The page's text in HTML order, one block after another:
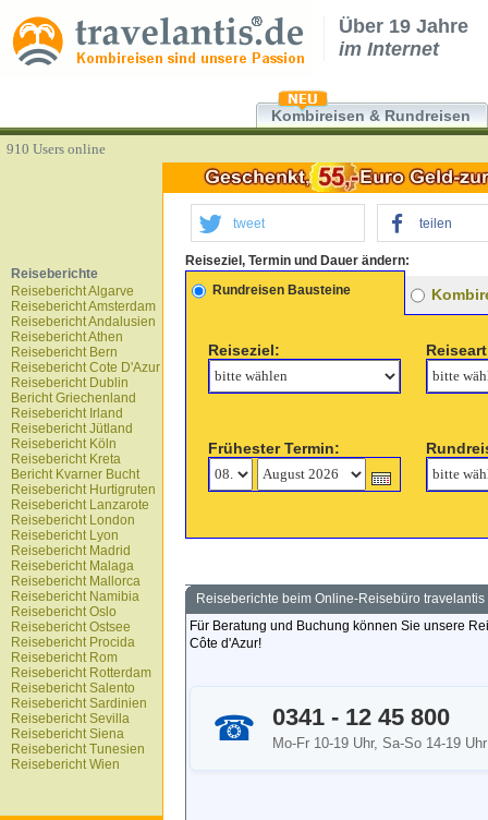
Über 19 Jahre
im Internet
Kombireisen & Rundreisen
910 Users online
tweet teilen
Reiseberichte
Reisebericht Algarve
Reisebericht Amsterdam
Reisebericht Andalusien
Reisebericht Athen
Reisebericht Bern
Reisebericht Cote D'Azur
Reisebericht Dublin
Bericht Griechenland
Reisebericht Irland
Reisebericht Jütland
Reisebericht Köln
Reisebericht Kreta
Bericht Kvarner Bucht
Reisebericht Hurtigruten
Reisebericht Lanzarote
Reisebericht London
Reisebericht Lyon
Reisebericht Madrid
Reisebericht Malaga
Reisebericht Mallorca
Reisebericht Namibia
Reisebericht Oslo
Reisebericht Ostsee
Reisebericht Procida
Reisebericht Rom
Reisebericht Rotterdam
Reisebericht Salento
Reisebericht Sardinien
Reisebericht Sevilla
Reisebericht Siena
Reisebericht Tunesien
Reisebericht Wien
Reiseziel, Termin und Dauer ändern:
Rundreisen Bausteine
Reiseziel:
Frühester Termin:
Reiseberichte beim Online-Reisebüro travelantis
Für Beratung und Buchung können Sie unsere
Côte d'Azur!
☎ 0341 - 12 45 800
Mo-Fr 10-19 Uhr, Sa-So 14-19 Uhr